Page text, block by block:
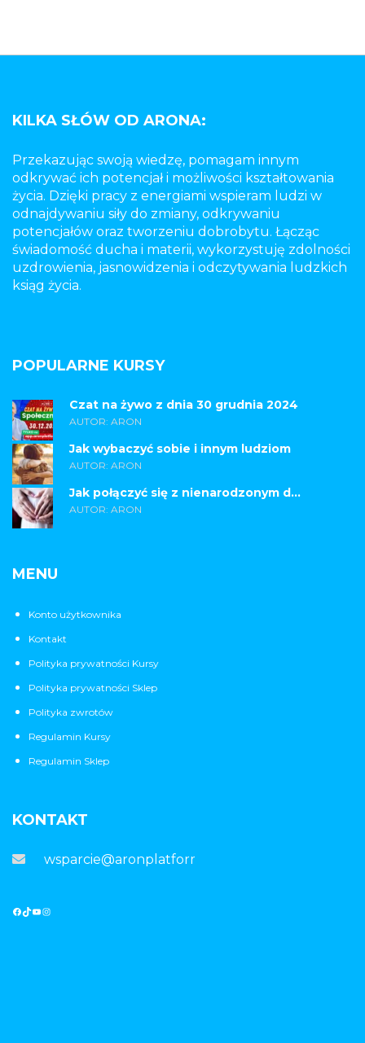
KILKA SŁÓW OD ARONA:
Przekazując swoją wiedzę, pomagam innym
odkrywać ich potencjał i możliwości kształtowania
życia. Dzięki pracy z energiami wspieram ludzi w
odnajdywaniu siły do zmiany, odkrywaniu
potencjałów oraz tworzeniu dobrobytu. Łącząc
świadomość ducha i materii, wykorzystuję zdolności
uzdrowienia, jasnowidzenia i odczytywania ludzkich
ksiąg życia.
POPULARNE KURSY
Czat na żywo z dnia 30 grudnia 2024
AUTOR: ARON
Jak wybaczyć sobie i innym ludziom
AUTOR: ARON
Jak połączyć się z nienarodzonym d...
AUTOR: ARON
MENU
Konto użytkownika
Kontakt
Polityka prywatności Kursy
Polityka prywatności Sklep
Polityka zwrotów
Regulamin Kursy
Regulamin Sklep
KONTAKT
wsparcie@aronplatforma.pl